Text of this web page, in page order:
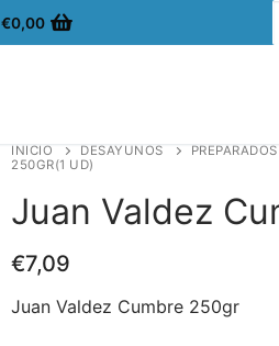
€0,00
INICIO DESAYUNOS
250GR(1 UD)
Juan Valdez
€7,09
Juan Valdez Cumbre 250gr